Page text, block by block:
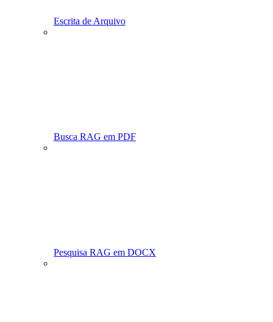
Escrita de Arquivo
Busca RAG em PDF
Pesquisa RAG em DOCX